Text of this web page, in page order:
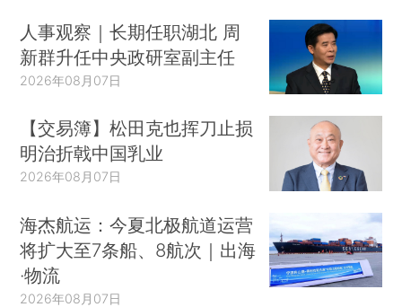
人事观察｜长期任职湖北 周
新群升任中央政研室副主任
2026年08月07日
【交易簿】松田克也挥刀止损
明治折戟中国乳业
2026年08月07日
海杰航运：今夏北极航道运营
将扩大至7条船、8航次｜出海
·物流
2026年08月07日